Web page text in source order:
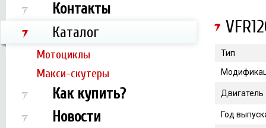
Контакты
Каталог
Мотоциклы
Макси-скутеры
Как купить?
Новости
Тип
Двигатель
Год